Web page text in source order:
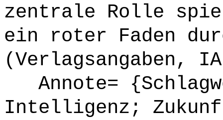
zentrale Rolle
ein roter Faden
(Verlagsangaben,
Annote=
Intelligenz;